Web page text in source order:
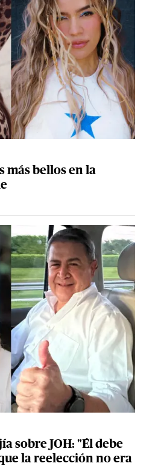
más bellos en la
sobre JOH: "Él debe
la reelección no era